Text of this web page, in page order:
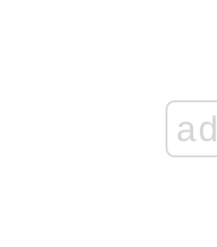
ad